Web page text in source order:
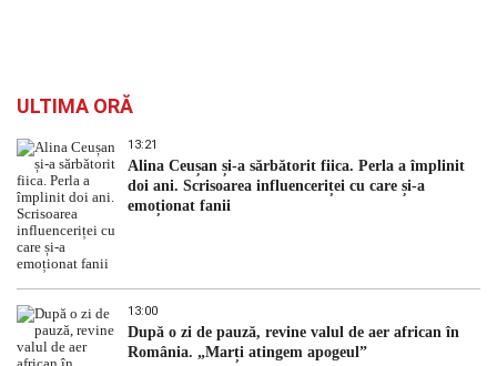
ULTIMA ORĂ
13:21
Alina Ceușan și-a sărbătorit fiica. Perla a împlinit
doi ani. Scrisoarea influenceriței cu care și-a
emoționat fanii
13:00
După o zi de pauză, revine valul de aer african în
România. „Marți atingem apogeul”